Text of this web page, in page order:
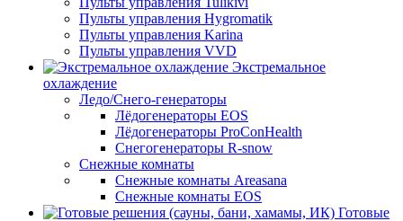
Пульты управления Hygromatik
Пульты управления Karina
Пульты управления VVD
Экстремальное
охлаждение
Ледо/Снего-генераторы
Лёдогенераторы EOS
Лёдогенераторы ProConHealth
Снегогенераторы R-snow
Снежные комнаты
Снежные комнаты Areasana
Снежные комнаты EOS
Готовые